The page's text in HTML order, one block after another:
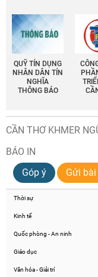
QUỸ TÍN DỤNG
NHÂN DÂN TÍN
NGHĨA
THÔNG BÁO
CẦN THƠ KHMER
BÁO IN
Góp ý
Gửi
Thời sự
Kinh tế
Quốc phòng - An ninh
Giáo dục
Văn hóa - Giải trí